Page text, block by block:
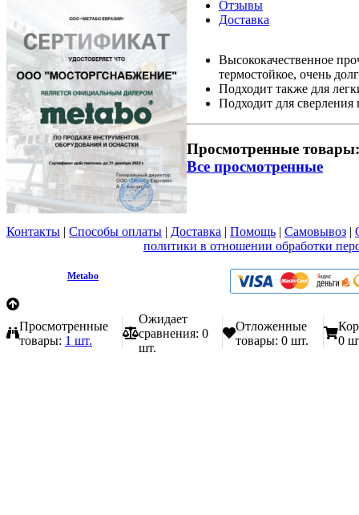
Отзывы
Доставка
Высококачественное
термостойкое, очень
Подходит также для
Подходит для
Просмотренные товары:
Все просмотренные
Контакты | Способы оплаты | Доставка | Помощь | Самовывоз |
политики в отношении обработки
Metabo
Просмотренные
товары: 1 шт.
Ожидает
сравнения: 0
шт.
Отложенные
товары: 0 шт.
0